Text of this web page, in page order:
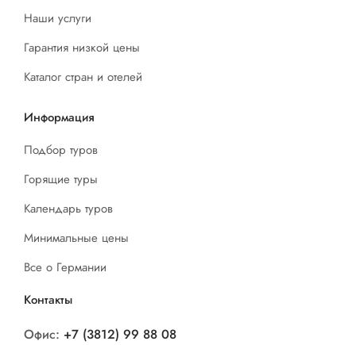
Наши услуги
Гарантия низкой цены
Каталог стран и отелей
Информация
Подбор туров
Горящие туры
Календарь туров
Минимальные цены
Все о Германии
Контакты
Офис: +7 (3812) 99 88 08